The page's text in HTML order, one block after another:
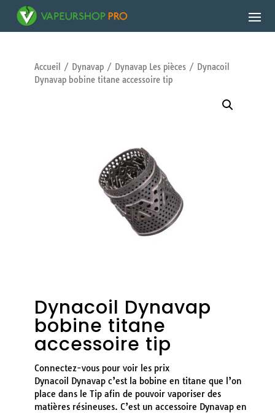
Accueil / Dynavap/ Dynavap Les pièces/ Dynacoil
Dynavap bobine titane accessoire tip
Dynacoil Dynavap
bobine titane
accessoire tip
Connectez-vous pour voir les prix
Dynacoil Dynavap c’est la bobine en titane que l’on
place dans le Tip afin de pouvoir vaporiser des
matières résineuses. C’est un accessoire Dynavap en